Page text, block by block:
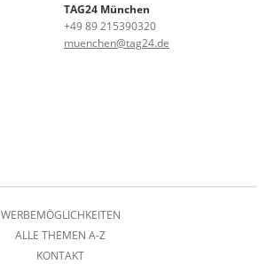
TAG24 München
+49 89 215390320
muenchen@tag24.de
WERBEMÖGLICHKEITEN
ALLE THEMEN A-Z
KONTAKT